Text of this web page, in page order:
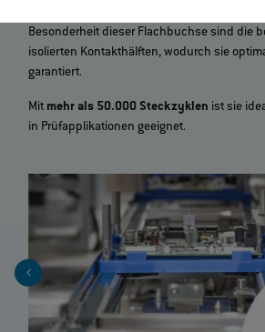
Besonderheit dieser Flachbuchse sind die
isolierten Kontakthälften, wodurch sie
garantiert.
Mit mehr als 50.000 Steckzyklen ist sie
in Prüfapplikationen geeignet.